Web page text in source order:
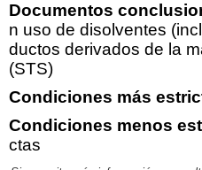
Documentos
n uso de disolventes
ductos derivados de la
(STS)
Condiciones más
Condiciones menos
ctas